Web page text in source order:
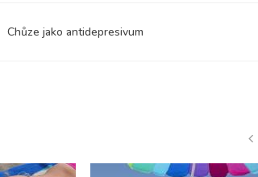
Chůze jako antidepresivum